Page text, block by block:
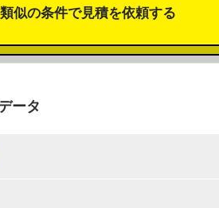
似の条件で見積を依頼する
ータ